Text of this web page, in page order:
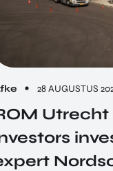
28 AUGUSTUS